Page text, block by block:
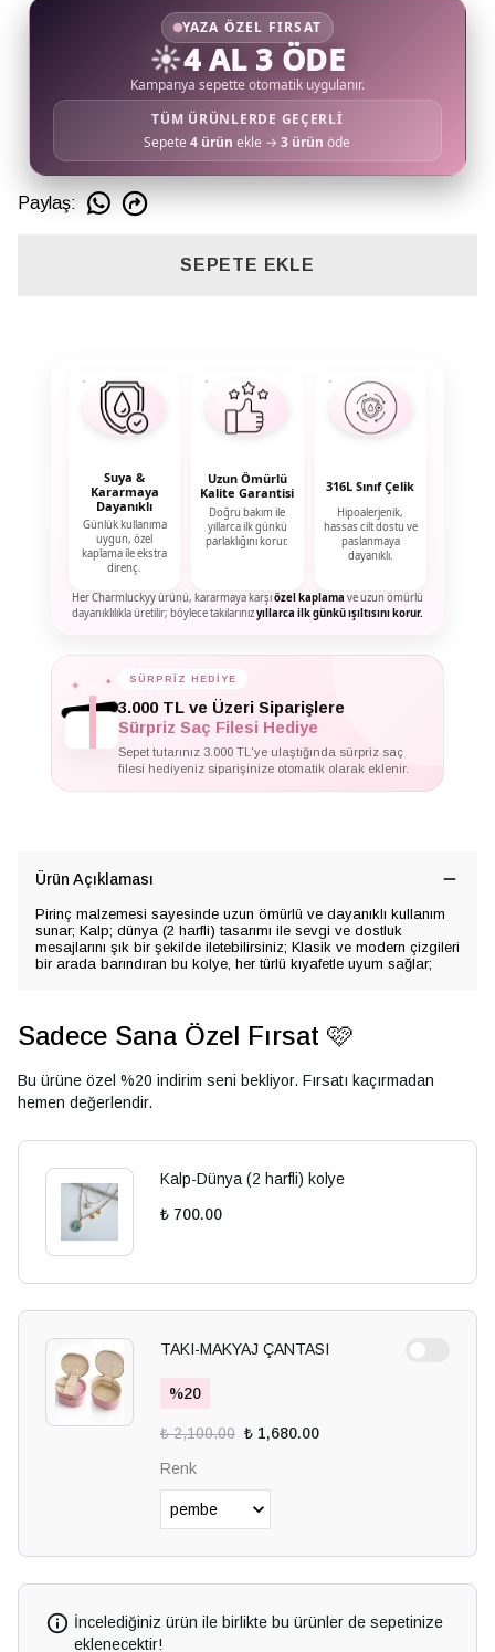
YAZA ÖZEL FIRSAT
☀️4 AL 3 ÖDE
Kampanya sepette otomatik uygulanır.
TÜM ÜRÜNLERDE GEÇERLİ
Sepete4 ürün ekle →3 ürün öde
Paylaş:
SEPETE EKLE
Suya &
Kararmaya
Dayanıklı
Günlük kullanıma
uygun, özel
kaplama ile ekstra
direnç.
Uzun Ömürlü
Kalite Garantisi
Doğru bakım ile
yıllarca ilk günkü
parlaklığını korur.
316L Sınıf Çelik
Hipoalerjenik,
hassas cilt dostu ve
paslanmaya
dayanıklı.
Her Charmluckyy ürünü, kararmaya karşıözel kaplama ve uzun ömürlü
dayanıklılıkla üretilir; böylece takılarınızyıllarca ilk günkü ışıltısını korur.
✦ SÜRPRİZ HEDİYE
3.000 TL ve Üzeri Siparişlere
Sürpriz Saç Filesi Hediye
Sepet tutarınız 3.000 TL'ye ulaştığında sürpriz saç
filesi hediyeniz siparişinize otomatik olarak eklenir.
Ürün Açıklaması
Pirinç malzemesi sayesinde uzun ömürlü ve dayanıklı kullanım
sunar; Kalp; dünya (2 harfli) tasarımı ile sevgi ve dostluk
mesajlarını şık bir şekilde iletebilirsiniz; Klasik ve modern çizgileri
bir arada barındıran bu kolye, her türlü kıyafetle uyum sağlar;
Sadece Sana Özel Fırsat 🩷
Bu ürüne özel %20 indirim seni bekliyor. Fırsatı kaçırmadan
hemen değerlendir.
Kalp-Dünya (2 harfli) kolye
₺ 700.00
TAKI-MAKYAJ ÇANTASI
%20
₺ 2,100.00 ₺ 1,680.00
Renk
İncelediğiniz ürün ile birlikte bu ürünler de sepetinize
eklenecektir!